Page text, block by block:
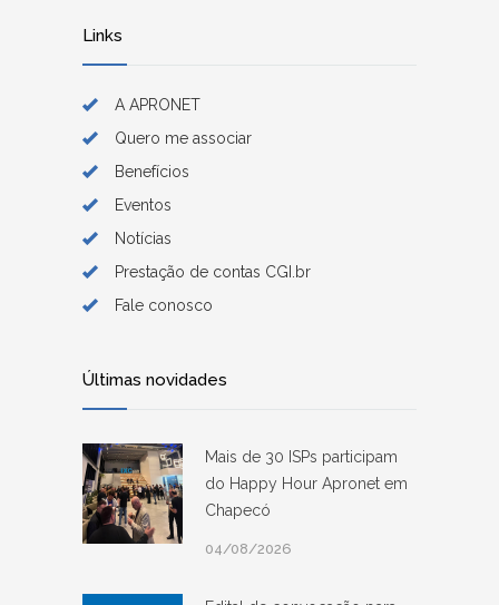
Links
A APRONET
Quero me associar
Benefícios
Eventos
Notícias
Prestação de contas CGI.br
Fale conosco
Últimas novidades
Mais de 30 ISPs participam
do Happy Hour Apronet em
Chapecó
04/08/2026